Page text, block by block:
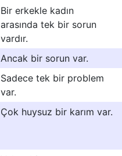
Bir erkekle kadın
arasında tek bir sorun
vardır.
Ancak bir sorun var.
Sadece tek bir problem
var.
Çok huysuz bir karım var.